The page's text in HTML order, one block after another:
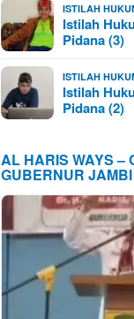
ISTILAH
Istilah
Pidana (3)
ISTILAH
Istilah
Pidana (2)
AL HARIS WAYS –
GUBERNUR